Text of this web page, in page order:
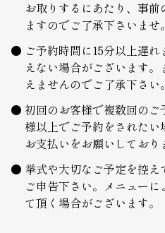
お取りするにあたり、事
ますのでご了承下さいませ。
ご予約時間に15分以上遅
えない場合がございます
えませんのでご了承下さい。
初回のお客様で複数回の
様以上でご予約をされた
お支払いをお願いしており
挙式や大切なご予定を控
ご申告下さい。メニュー
て頂く場合がございます。